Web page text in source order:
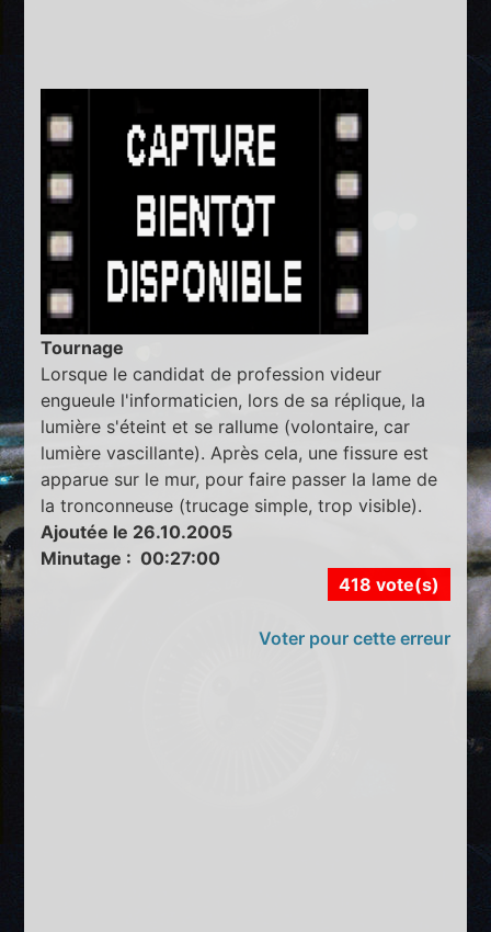
Tournage
Lorsque le candidat de profession videur
engueule l'informaticien, lors de sa réplique, la
lumière s'éteint et se rallume (volontaire, car
lumière vascillante). Après cela, une fissure est
apparue sur le mur, pour faire passer la lame de
la tronconneuse (trucage simple, trop visible).
Ajoutée le 26.10.2005
Minutage : 00:27:00
418 vote(s)
Voter pour cette erreur